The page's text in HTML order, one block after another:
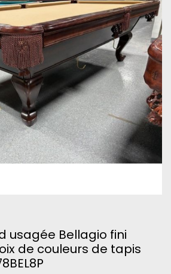
letters and numbers below
de passe oublié ?
usagée Bellagio fini
de couleurs de tapis